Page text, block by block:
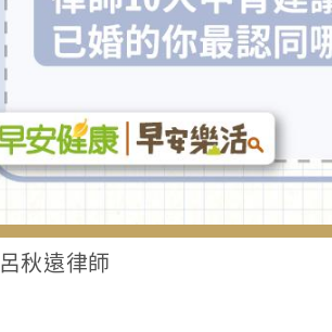
呂秋遠律師